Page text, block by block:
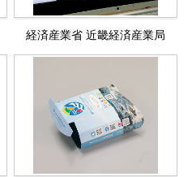
経済産業省 近畿経済産業局